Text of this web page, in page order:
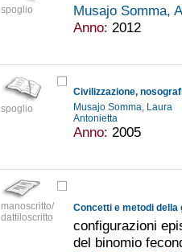
spoglio
Musajo Somma,
Anno: 2012
spoglio
Civilizzazione,
Musajo Somma, Laura
Antonietta
Anno: 2005
manoscritto/
dattiloscritto
configurazioni
del binomio